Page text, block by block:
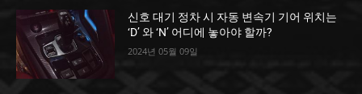
신호 대기 정차 시 자동 변속기 기어 위치는
‘D’ 와 ‘N’ 어디에 놓아야 할까?
2024년 05월 09일